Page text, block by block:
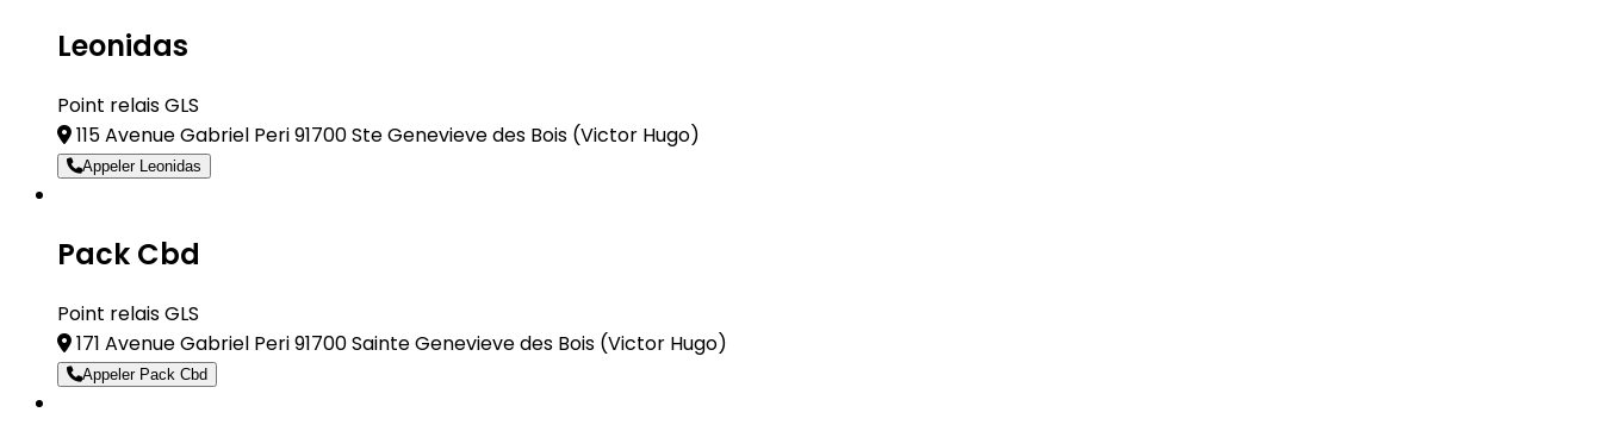
Leonidas
Point relais GLS
115 Avenue Gabriel Peri 91700 Ste Genevieve des Bois (Victor Hugo)
Appeler Leonidas
Pack Cbd
Point relais GLS
171 Avenue Gabriel Peri 91700 Sainte Genevieve des Bois (Victor Hugo)
Appeler Pack Cbd